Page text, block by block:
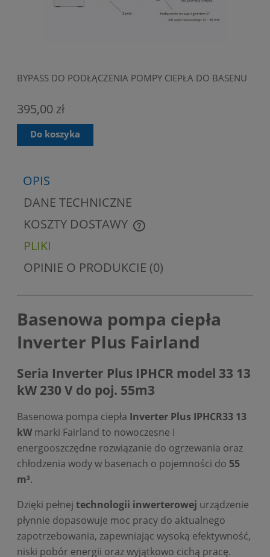
BYPASS DO PODŁĄCZENIA POMPY CIEPŁA DO BASENU
395,00 zł
Do koszyka
OPIS
DANE TECHNICZNE
KOSZTY DOSTAWY
CENA NIE ZAWIERA EWENTUALNYCH KOSZTÓW
PŁATNOŚCI
PLIKI
OPINIE O PRODUKCIE (0)
Basenowa pompa ciepła
Inverter Plus Fairland
Seria Inverter Plus IPHCR model 33 13
kW 230 V do poj. 55m3
Basenowa pompa ciepła Inverter Plus IPHCR33 13
kWmarki Fairland to nowoczesne i
energooszczędne rozwiązanie do ogrzewania oraz
chłodzenia wody w basenach o pojemności do 55
m³.
Dzięki pełnej technologii inwerterowej urządzenie
płynnie dopasowuje moc pracy do aktualnego
zapotrzebowania, zapewniając wysoką efektywność,
niski pobór energii oraz wyjątkowo cichą pracę.